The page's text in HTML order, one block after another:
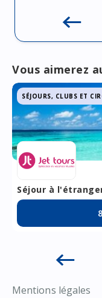
Vous aimerez
SÉJOURS, CLUBS ET
Séjour à
Mentions légales